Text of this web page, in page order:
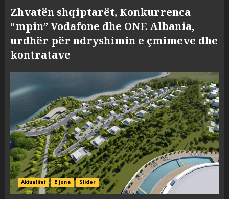
Zhvatën shqiptarët, Konkurrenca
“mpin” Vodafone dhe ONE Albania,
urdhër për ndryshimin e çmimeve dhe
kontratave
Aktualitet E jona Slider